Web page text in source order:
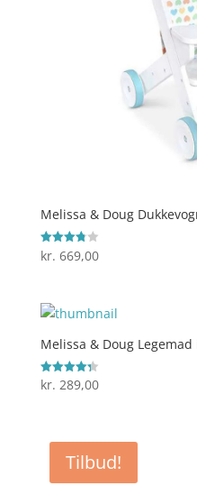
Melissa & Doug
Vurderet
3.8
kr. 669,00
Melissa & Doug
Vurderet
4.3
kr. 289,00
Tilbud!